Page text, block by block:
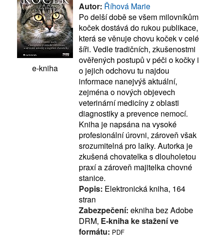
e-kniha
Autor: Říhová Marie
Po delší době se všem milovníkům
koček dostává do rukou publikace,
která se věnuje chovu koček v celé
šíři. Vedle tradičních, zkušenostmi
ověřených postupů v péči o kočky i
o jejich odchovu tu najdou
informace nanejvýš aktuální,
zejména o nových objevech
veterinární medicíny z oblasti
diagnostiky a prevence nemocí.
Kniha je napsána na vysoké
profesionální úrovni, zároveň však
srozumitelná pro laiky. Autorka je
zkušená chovatelka s dlouholetou
praxí a zároveň majitelka chovné
stanice.
Popis: Elektronická kniha, 164
stran
Zabezpečení: ekniha bez Adobe
DRM, E-kniha ke stažení ve
formátu: PDF